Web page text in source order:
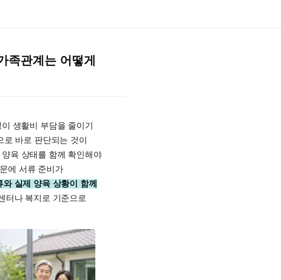
족관계는 어떻게
생활비 부담을 줄이기
로 바로 판단되는 것이
육 상태를 함께 확인해야
에 서류 준비가
실제 양육 상황이 함께
터나 복지로 기준으로